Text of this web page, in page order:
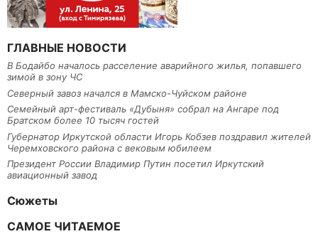
ГЛАВНЫЕ НОВОСТИ
В Бодайбо началось расселение аварийного жилья, попавшего
зимой в зону ЧС
Северный завоз начался в Мамско-Чуйском районе
Семейный арт-фестиваль «Дубыня» собрал на Ангаре под
Братском более 10 тысяч гостей
Губернатор Иркутской области Игорь Кобзев поздравил жителей
Черемховского района с вековым юбилеем
Президент России Владимир Путин посетил Иркутский
авиационный завод
Сюжеты
САМОЕ ЧИТАЕМОЕ